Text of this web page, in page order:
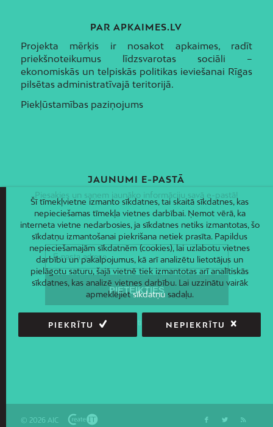
PAR APKAIMES.LV
Projekta mērķis ir nosakot apkaimes, radīt
priekšnoteikumus līdzsvarotas sociāli –
ekonomiskās un telpiskās politikas ieviešanai Rīgas
pilsētas administratīvajā teritorijā.
Piekļūstamības paziņojums
JAUNUMI E-PASTĀ
Piesakies un saņem jaunāko informāciju savā e-pastā!
© 2026 AIC
Šī tīmekļvietne izmanto sīkdatnes, tai skaitā sīkdatnes, kas
nepieciešamas tīmekļa vietnes darbībai. Ņemot vērā, ka
interneta vietne nedarbosies, ja sīkdatnes netiks izmantotas, šo
sīkdatņu izmantošanai piekrišana netiek prasīta. Papildus
nepieciešamajām sīkdatnēm (cookies), lai uzlabotu vietnes
darbību un pakalpojumus, kā arī analizētu lietotājus un
pielāgotu saturu, šajā vietnē tiek izmantotas arī analītiskās
sīkdatnes, kas analizē vietnes darbību. Lai uzzinātu vairāk
apmeklējietsīkdatņusadaļu.
PIEKRĪTU NEPIEKRĪTU